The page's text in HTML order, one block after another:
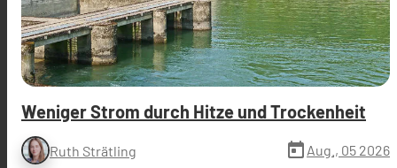
Weniger Strom durch Hitze und Trockenheit
Ruth Strätling today Aug., 05 2026